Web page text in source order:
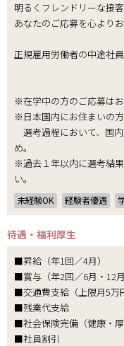
明るくフレンドリーな接
あなたのご応募を心より
正規雇用労働者の中途社
※在学中の方のご応募はお
※日本国内にお住まいの方
選考過程において、国
め。
※過去１年以内に選考結
い。
未経験OK 経験者優遇
待遇・福利厚生
■昇給（年1回／4月）
■賞与（年2回／6月・12月
■交通費支給（上限月5万
■残業代支給
■社会保険完備（健康・厚
■社員割引